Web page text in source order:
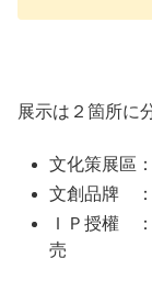
展示は２箇所に
文化策展區
文創品牌 ：
ＩＰ授權
売